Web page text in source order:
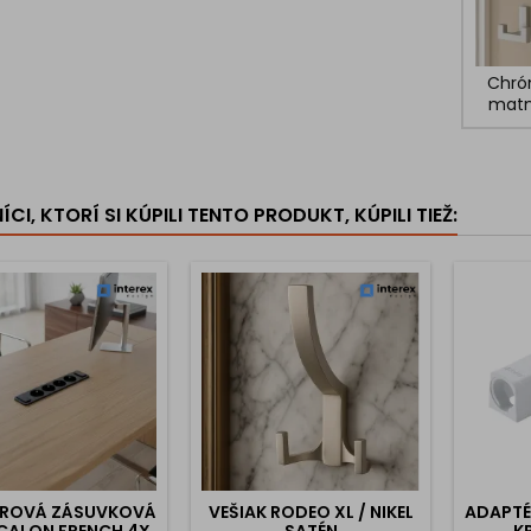
KTORÍ SI KÚPILI TENTO PRODUKT, KÚPILI TIEŽ:
ZÁSUVKOVÁ
VEŠIAK RODEO XL / NIKEL